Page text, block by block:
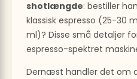
shotlængde: bestiller
klassisk espresso (25-30
ml)? Disse små detaljer
espresso-spektret
Dernæst handler det om